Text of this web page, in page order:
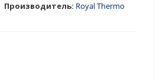
Производитель: Royal Thermo